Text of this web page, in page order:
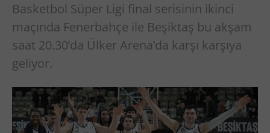
Basketbol Süper Ligi final serisinin ikinci
maçında Fenerbahçe ile Beşiktaş bu akşam
saat 20.30’da Ülker Arena’da karşı karşıya
geliyor.